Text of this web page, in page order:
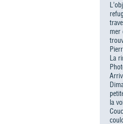
mer
La
la